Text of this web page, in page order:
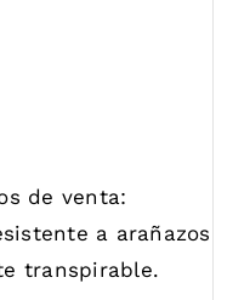
de venta:
a arañazos
transpirable.